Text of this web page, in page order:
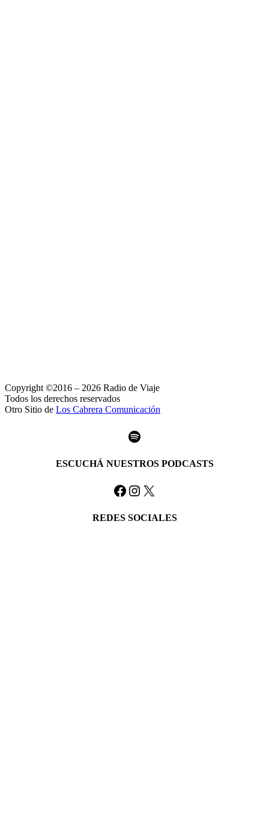
Copyright ©2016 – 2026 Radio de Viaje
Todos los derechos reservados
Otro Sitio de Los Cabrera Comunicación
Spotify
ESCUCHÁ NUESTROS PODCASTS
Facebook
Instagram
X
REDES SOCIALES